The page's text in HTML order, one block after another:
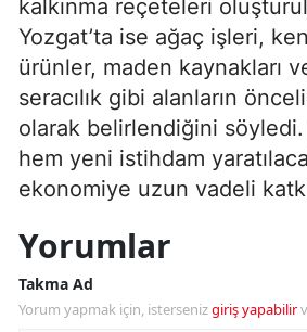
kalkınma reçeteleri
Yozgat’ta ise ağaç işleri,
ürünler, maden kaynakları
seracılık gibi alanların
olarak belirlendiğini
hem yeni istihdam
ekonomiye uzun vadeli
Yorumlar
Takma Ad
Yorum yapmak için, istersenizgiriş yapabilir